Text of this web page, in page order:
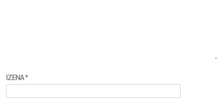
IZENA*